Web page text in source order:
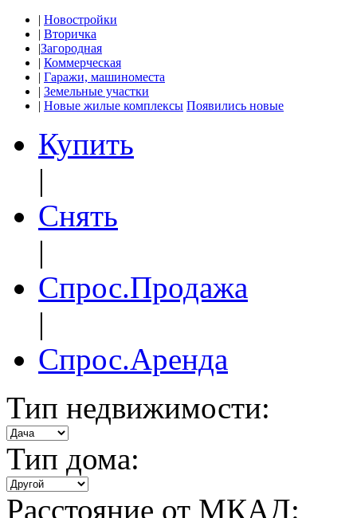
| Новостройки
| Вторичка
|Загородная
| Коммерческая
| Гаражи, машиноместа
| Земельные участки
| Новые жилые комплексы Появились новые
Купить
|
Снять
|
Спрос.Продажа
|
Спрос.Аренда
Тип недвижимости:
Тип дома:
Расстояние от МКАД: